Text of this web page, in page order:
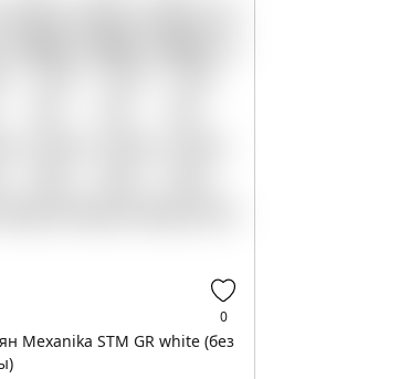
0
Mexanika STM GR white (без